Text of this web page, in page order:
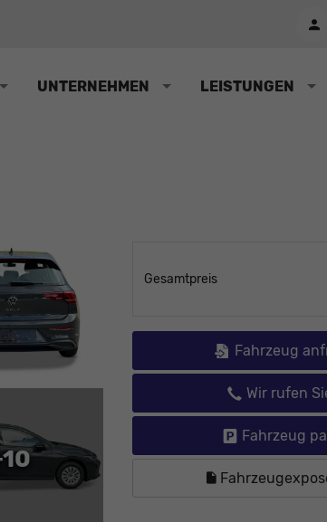
UNTERNEHMEN LEISTUNGEN
Gesamtpreis
Fahrzeug
Wir rufen
Fahrzeug